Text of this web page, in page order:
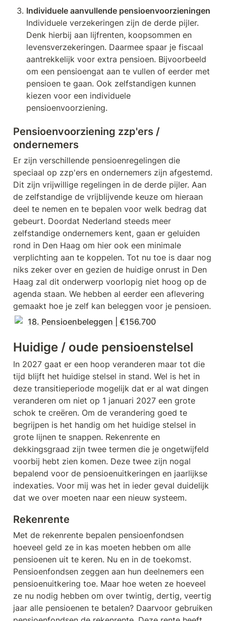
Individuele verzekeringen zijn de derde pijler.
Denk hierbij aan lijfrenten, koopsommen en
levensverzekeringen. Daarmee spaar je fiscaal
aantrekkelijk voor extra pensioen. Bijvoorbeeld
om een pensioengat aan te vullen of eerder met
pensioen te gaan. Ook zelfstandigen kunnen
kiezen voor een individuele
pensioenvoorziening.
Pensioenvoorziening zzp'ers /
ondernemers
Er zijn verschillende pensioenregelingen die
speciaal op zzp'ers en ondernemers zijn afgestemd.
Dit zijn vrijwillige regelingen in de derde pijler. Aan
de zelfstandige de vrijblijvende keuze om hieraan
deel te nemen en te bepalen voor welk bedrag dat
gebeurt. Doordat Nederland steeds meer
zelfstandige ondernemers kent, gaan er geluiden
rond in Den Haag om hier ook een minimale
verplichting aan te koppelen. Tot nu toe is daar nog
niks zeker over en gezien de huidige onrust in Den
Haag zal dit onderwerp voorlopig niet hoog op de
agenda staan. We hebben al eerder een aflevering
gemaakt hoe je zelf kan beleggen voor je pensioen.
18. Pensioenbeleggen | €156.700
Huidige / oude pensioenstelsel
In 2027 gaat er een hoop veranderen maar tot die
tijd blijft het huidige stelsel in stand. Wel is het in
deze transitieperiode mogelijk dat er al wat dingen
veranderen om niet op 1 januari 2027 een grote
schok te creëren. Om de verandering goed te
begrijpen is het handig om het huidige stelsel in
grote lijnen te snappen. Rekenrente en
dekkingsgraad zijn twee termen die je ongetwijfeld
voorbij hebt zien komen. Deze twee zijn nogal
bepalend voor de pensioenuitkeringen en jaarlijkse
indexaties. Voor mij was het in ieder geval duidelijk
dat we over moeten naar een nieuw systeem.
Rekenrente
Met de rekenrente bepalen pensioenfondsen
hoeveel geld ze in kas moeten hebben om alle
pensioenen uit te keren. Nu en in de toekomst.
Pensioenfondsen zeggen aan hun deelnemers een
pensioenuitkering toe. Maar hoe weten ze hoeveel
ze nu nodig hebben om over twintig, dertig, veertig
jaar alle pensioenen te betalen? Daarvoor gebruiken